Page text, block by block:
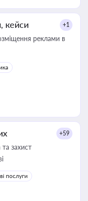
кейси +1
реклами в
+59
захист
послуги